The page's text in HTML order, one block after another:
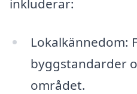
inkluderar:
Lokalkännedom:
byggstandarder
området.